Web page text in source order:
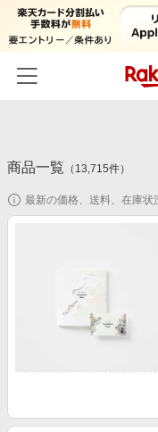
カテゴリー一覧
百貨店・総合ECモール
ファッション・インナー
日用品・キッチン用品
コスメ・健康・医薬品
家電・PC・スマホ・カ
イベント一覧
初回購入者限定特典
対象ストア新規限定特典
新着ストアのご紹介
楽天サービス特集
友達紹介
楽天IDでログイン/会
商品一覧 （ 13,715件）
最新の価格、送料、在庫状